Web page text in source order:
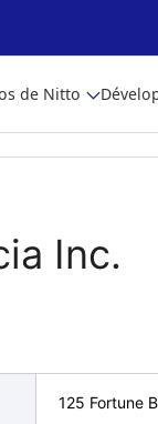
de Nitto
Inc.
125 Fortune